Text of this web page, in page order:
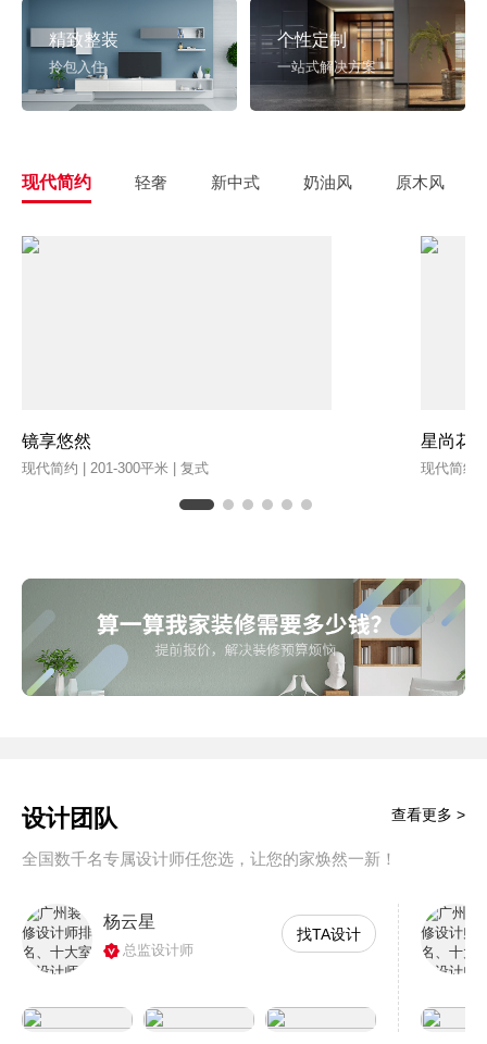
精致整装
拎包入住
个性定制
一站式解决方案
现代简约 轻奢 新中式 奶油风 原木风
镜享悠然
现代简约 | 201-300平米 | 复式
星尚花
现代简约
设计团队
全国数千名专属设计师任您选，让您的家焕然一新！
查看更多 >
杨云星
总监设计师
找TA设计